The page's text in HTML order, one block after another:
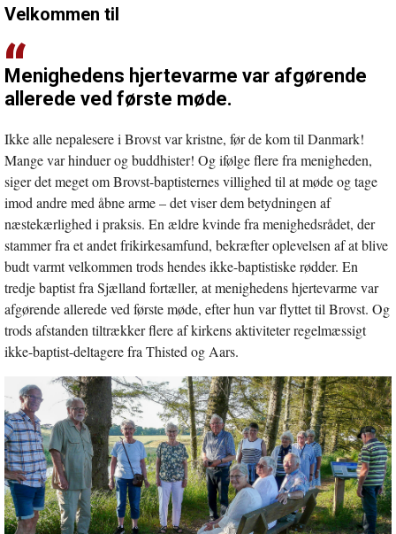
Velkommen til
Menighedens hjertevarme var afgørende
allerede ved første møde.
Ikke alle nepalesere i Brovst var kristne, før de kom til Danmark!
Mange var hinduer og buddhister! Og ifølge flere fra menigheden,
siger det meget om Brovst-baptisternes villighed til at møde og tage
imod andre med åbne arme – det viser dem betydningen af
næstekærlighed i praksis. En ældre kvinde fra menighedsrådet, der
stammer fra et andet frikirkesamfund, bekræfter oplevelsen af at blive
budt varmt velkommen trods hendes ikke-baptistiske rødder. En
tredje baptist fra Sjælland fortæller, at menighedens hjertevarme var
afgørende allerede ved første møde, efter hun var flyttet til Brovst. Og
trods afstanden tiltrækker flere af kirkens aktiviteter regelmæssigt
ikke-baptist-deltagere fra Thisted og Aars.